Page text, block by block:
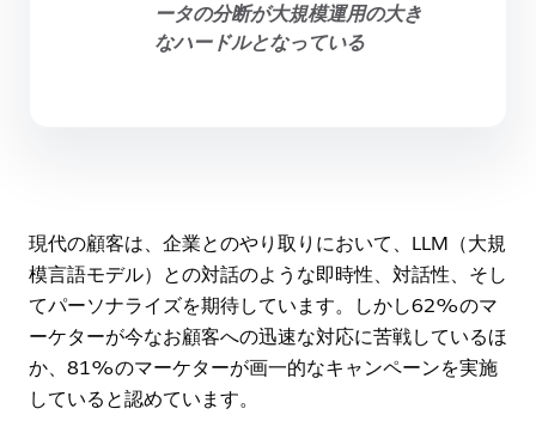
ータの分断が大規模運用の大き
なハードルとなっている
現代の顧客は、企業とのやり取りにおいて、LLM（大規
模言語モデル）との対話のような即時性、対話性、そし
てパーソナライズを期待しています。しかし62%のマ
ーケターが今なお顧客への迅速な対応に苦戦しているほ
か、81%のマーケターが画一的なキャンペーンを実施
していると認めています。